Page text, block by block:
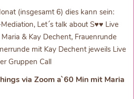
(insgesamt 6) dies kann sein:
Let´s talk about S♥♥ Live
& Kay Dechent, Frauenrunde
mit Kay Dechent jeweils Live
Gruppen Call
via Zoom a`60 Min mit Maria